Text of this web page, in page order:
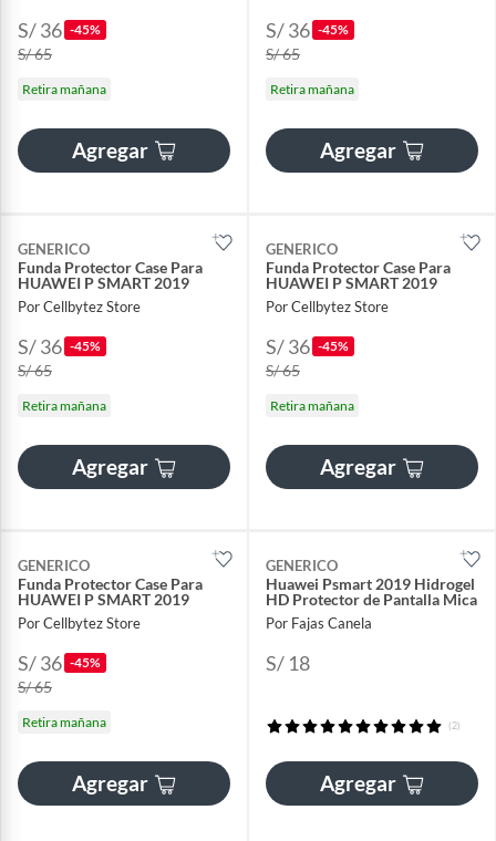
S/ 36 -45%
S/ 65
Retira mañana
Agregar
S/ 36 -45%
S/ 65
Retira mañana
Agregar
GENERICO
Funda Protector Case Para
HUAWEI P SMART 2019
Por Cellbytez Store
S/ 36 -45%
S/ 65
Retira mañana
Agregar
GENERICO
Funda Protector Case Para
HUAWEI P SMART 2019
Por Cellbytez Store
S/ 36 -45%
S/ 65
Retira mañana
Agregar
GENERICO
Funda Protector Case Para
HUAWEI P SMART 2019
Por Cellbytez Store
S/ 36 -45%
S/ 65
Retira mañana
Agregar
GENERICO
Huawei Psmart 2019 Hidrogel
HD Protector de Pantalla Mica
Por Fajas Canela
S/ 18
(2)
Agregar